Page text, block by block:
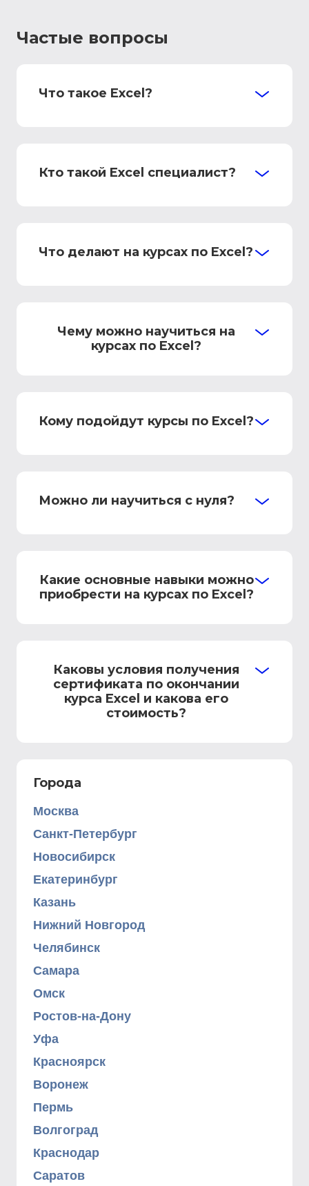
Частые вопросы
Что такое Excel?
Кто такой Excel специалист?
Что делают на курсах по Excel?
Чему можно научиться на
курсах по Excel?
Кому подойдут курсы по Excel?
Можно ли научиться с нуля?
Какие основные навыки можно
приобрести на курсах по Excel?
Каковы условия получения
сертификата по окончании
курса Excel и какова его
стоимость?
Города
Москва
Санкт-Петербург
Новосибирск
Екатеринбург
Казань
Нижний Новгород
Челябинск
Самара
Омск
Ростов-на-Дону
Уфа
Красноярск
Воронеж
Пермь
Волгоград
Краснодар
Саратов